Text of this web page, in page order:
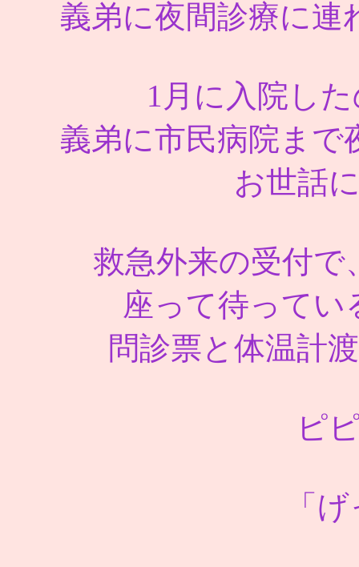
義弟に夜間診療に連
1月に入院し
義弟に市民病院まで
お世話
救急外来の受付で
座って待ってい
問診票と体温計
ピ
「